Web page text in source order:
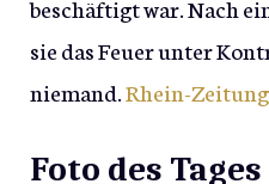
beschäftigt war. Nach
sie das Feuer unter
niemand.Rhein-Zeitung
Foto des Tages